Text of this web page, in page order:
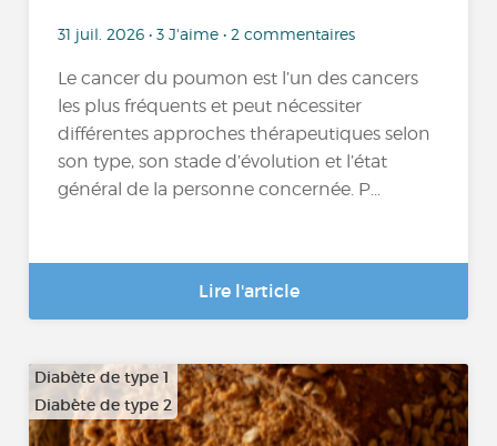
31 juil. 2026 • 3 J'aime • 2 commentaires
Le cancer du poumon est l’un des cancers
les plus fréquents et peut nécessiter
différentes approches thérapeutiques selon
son type, son stade d’évolution et l’état
général de la personne concernée. P...
Lire l'article
Diabète de type 1
Diabète de type 2